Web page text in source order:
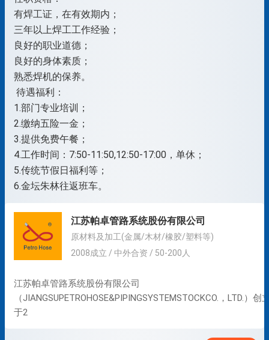
有焊工证，在有效期内；
三年以上焊工工作经验；
良好的职业道德；
良好的身体素质；
熟悉焊机的保养。
待遇福利：
1.部门专业培训；
2.缴纳五险一金；
3.提供免费午餐；
4.工作时间：7:50-11:50,12:50-17:00，单休；
5.传统节假日福利等；
6.金坛朱林往返班车。
江苏帕卓管路系统股份有限公司
原材料及加工(金属/木材/橡胶/塑料等)
2008成立 / 中外合资 / 50-200人
江苏帕卓管路系统股份有限公司
（JIANGSUPETROHOSE&PIPINGSYSTEMSTOCKCO.，LTD.）创
于2